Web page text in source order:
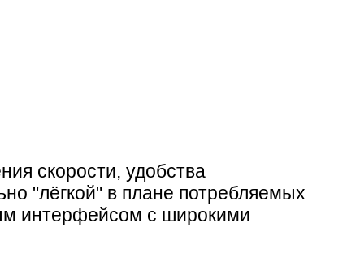
скорости, удобства
"лёгкой" в плане потребляемых
интерфейсом с широкими